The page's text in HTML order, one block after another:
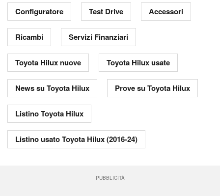
Configuratore Test Drive Accessori
Ricambi Servizi Finanziari
Toyota Hilux nuove Toyota Hilux usate
News su Toyota Hilux Prove su Toyota Hilux
Listino Toyota Hilux
Listino usato Toyota Hilux (2016-24)
PUBBLICITÀ